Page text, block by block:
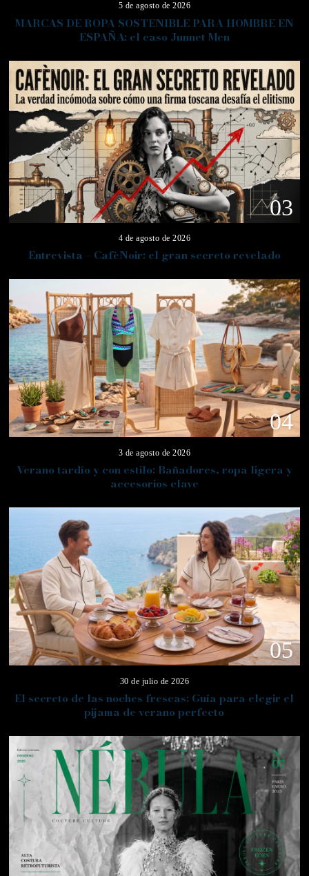
5 de agosto de 2026
MARCAS DE ROPA SOSTENIBLE PARA HOMBRE EN
ESPAÑA: el caso Junnet Men
03
4 de agosto de 2026
Entrevista – CafèNoir: el gran secreto revelado
04
3 de agosto de 2026
Verano tardío y con estilo: Bañadores, ropa ligera y
accesorios clave
05
30 de julio de 2026
El secreto de las noches frescas: Guía para elegir el
pijama de verano perfecto